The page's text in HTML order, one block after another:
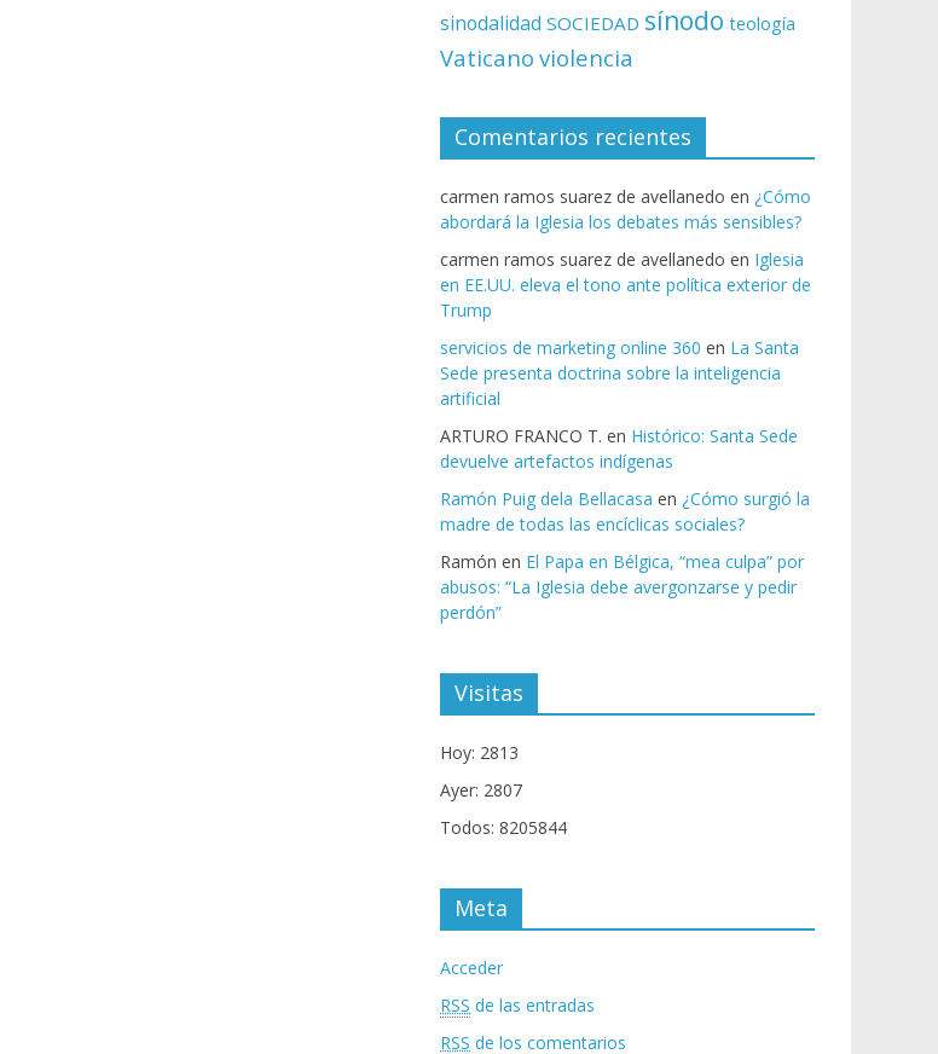
sinodalidad SOCIEDAD sínodo teología
Vaticano violencia
Comentarios recientes
carmen ramos suarez de avellanedo en ¿Cómo
abordará la Iglesia los debates más sensibles?
carmen ramos suarez de avellanedo en Iglesia
en EE.UU. eleva el tono ante política exterior de
Trump
servicios de marketing online 360 en La Santa
Sede presenta doctrina sobre la inteligencia
artificial
ARTURO FRANCO T. en Histórico: Santa Sede
devuelve artefactos indígenas
Ramón Puig dela Bellacasa en ¿Cómo surgió la
madre de todas las encíclicas sociales?
Ramón en El Papa en Bélgica, “mea culpa” por
abusos: “La Iglesia debe avergonzarse y pedir
perdón”
Visitas
Hoy: 2813
Ayer: 2807
Todos: 8205844
Meta
Acceder
RSS de las entradas
RSS de los comentarios